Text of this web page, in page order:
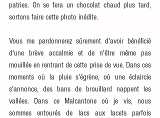
patries. On se fera un chocolat chaud plus tard,
sortons faire cette photo inédite.
Vous me pardonnerez sûrement d'avoir bénéficié
d'une brève accalmie et de n'être même pas
mouillée en rentrant de cette prise de vue. Dans ces
moments où la pluie s'égrène, où une éclaircie
s'annonce, des bans de brouillard nappent les
vallées. Dans ce Malcantone où je vis, nous
sommes entourés de lacs aux lacets parfois